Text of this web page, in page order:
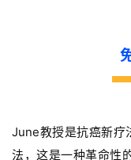
June教授是抗癌新疗
法，这是一种革命性